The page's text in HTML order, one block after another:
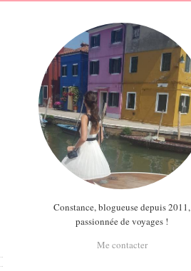
Constance, blogueuse depuis 2011,
passionnée de voyages !
Me contacter